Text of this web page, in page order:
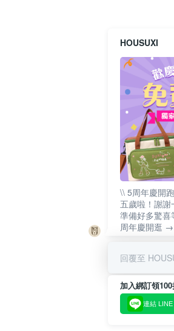
HOUSUXI
\\ 5周年慶開
五歲啦！謝
準備好多驚喜
周年慶開逛 →
回覆至
加入綁訂領
連結